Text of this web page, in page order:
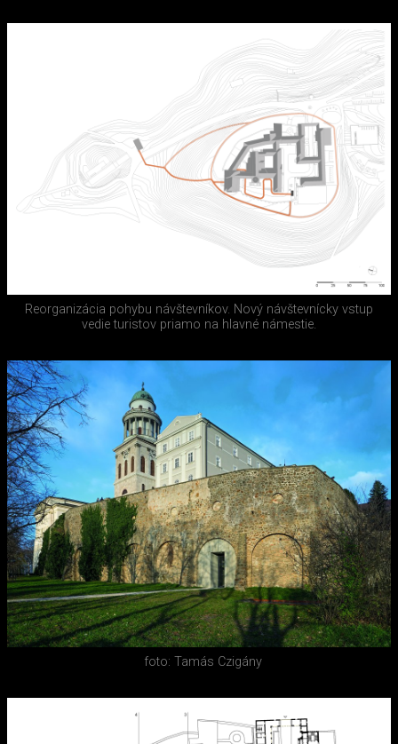
Reorganizácia pohybu návštevníkov. Nový návštevnícky vstup
vedie turistov priamo na hlavné námestie.
foto: Tamás Czigány